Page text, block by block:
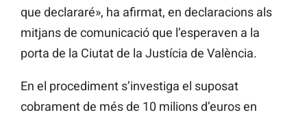
que declararé», ha afirmat, en declaracions als
mitjans de comunicació que l’esperaven a la
porta de la Ciutat de la Justícia de València.
En el procediment s’investiga el suposat
cobrament de més de 10 milions d’euros en